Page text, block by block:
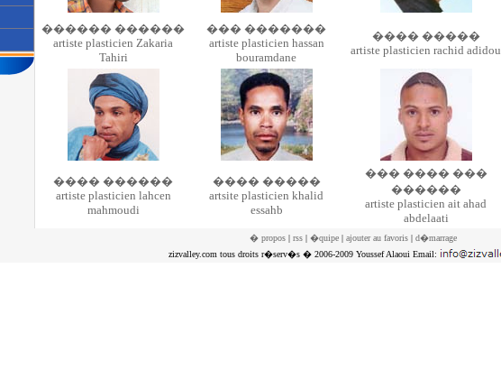
������ ������
artiste plasticien Zakaria
Tahiri
��� �������
artiste plasticien hassan
bouramdane
���� �����
artiste plasticien rachid adidou
���� ������
artiste plasticien lahcen
mahmoudi
���� �����
artsite plasticien khalid
essahb
��� ���� ���
������
artiste plasticien ait ahad
abdelaati
� propos | rss | �quipe | ajouter au favoris | d�marrage
zizvalley.com tous droits r�serv�s � 2006-2009 Youssef Alaoui Email: